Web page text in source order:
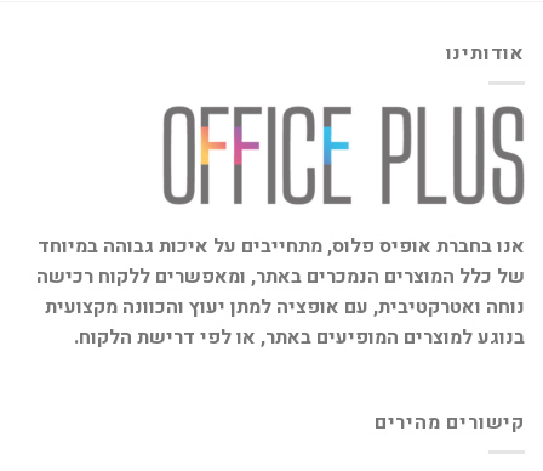
אודותינו
אנו בחברת אופיס פלוס, מתחייבים על איכות גבוהה במיוחד
של כלל המוצרים הנמכרים באתר, ומאפשרים ללקוח רכישה
נוחה ואטרקטיבית, עם אופציה למתן יעוץ והכוונה מקצועית
בנוגע למוצרים המופיעים באתר, או לפי דרישת הלקוח.
קישורים מהירים